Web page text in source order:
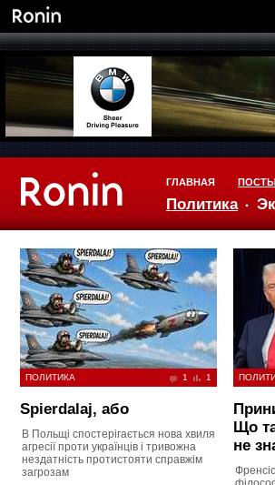
ГЛАВНАЯ
Политика
ПОСТЫ
ПОЛИТИКА 1 1
Spierdalaj, або
В Польщі спостерігається нова хвиля
агресії проти українців і тривожна
нездатність протистояти справжім
загрозам
Що
не